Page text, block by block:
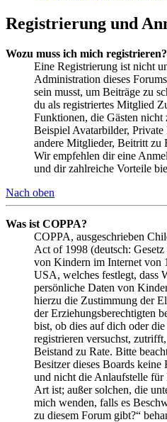
Registrierung und
Wozu muss ich mich registrieren?
Eine Registrierung ist nicht
Administration dieses
sein musst, um Beiträge zu
du als registriertes Mitglied
Funktionen, die Gästen nicht
Beispiel Avatarbilder,
andere Mitglieder, Beitritt zu
Wir empfehlen dir eine
und dir zahlreiche Vorteile
Nach oben
Was ist COPPA?
COPPA, ausgeschrieben
Act of 1998 (deutsch:
von Kindern im Internet von
USA, welches festlegt, dass
persönliche Daten von
hierzu die Zustimmung der
der Erziehungsberechtigten
bist, ob dies auf dich oder
registrieren versuchst,
Beistand zu Rate. Bitte
Besitzer dieses Boards keine
und nicht die Anlaufstelle für
Art ist; außer solchen, die
mich wenden, falls es
zu diesem Forum gibt?“